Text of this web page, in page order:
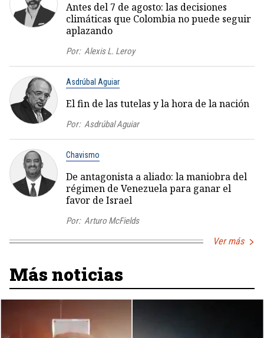
Antes del 7 de agosto: las decisiones
climáticas que Colombia no puede seguir
aplazando
Por: Alexis L. Leroy
Asdrúbal Aguiar
El fin de las tutelas y la hora de la nación
Por: Asdrúbal Aguiar
Chavismo
De antagonista a aliado: la maniobra del
régimen de Venezuela para ganar el
favor de Israel
Por: Arturo McFields
Ver más
Más noticias